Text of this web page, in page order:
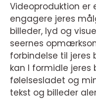
Videoproduktion
engagere jeres
billeder, lyd og
seernes
forbindelse til jeres
kan I formidle jeres
følelsesladet og
tekst og billeder